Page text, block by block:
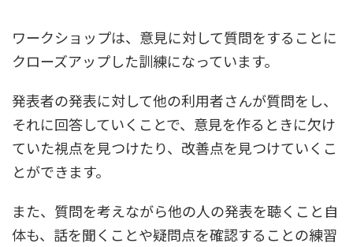
ワークショップは、意見に対して質問をすることに
クローズアップした訓練になっています。
発表者の発表に対して他の利用者さんが質問をし、
それに回答していくことで、意見を作るときに欠け
ていた視点を見つけたり、改善点を見つけていくこ
とができます。
また、質問を考えながら他の人の発表を聴くこと自
体も、話を聞くことや疑問点を確認することの練習